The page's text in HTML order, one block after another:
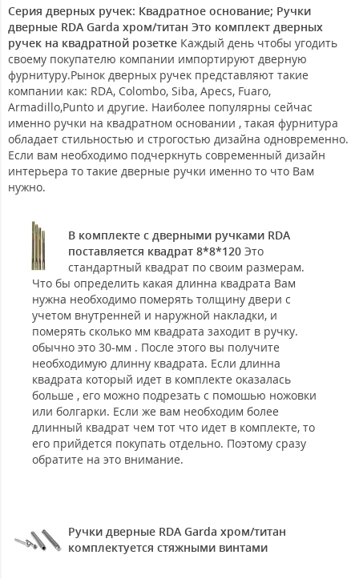
Серия дверных ручек: Квадратное основание; Ручки
дверные RDA Garda хром/титан Это комплект дверных
ручек на квадратной розетке Каждый день чтобы угодить
своему покупателю компании импортируют дверную
фурнитуру.Рынок дверных ручек представляют такие
компании как: RDA, Colombo, Siba, Apecs, Fuaro,
Armadillo,Punto и другие. Наиболее популярны сейчас
именно ручки на квадратном основании , такая фурнитура
обладает стильностью и строгостью дизайна одновременно.
Если вам необходимо подчеркнуть современный дизайн
интерьера то такие дверные ручки именно то что Вам
нужно.
В комплекте с дверными ручками RDA
поставляется квадрат 8*8*120 Это
стандартный квадрат по своим размерам.
Что бы определить какая длинна квадрата Вам
нужна необходимо померять толщину двери с
учетом внутренней и наружной накладки, и
померять сколько мм квадрата заходит в ручку.
обычно это 30-мм . После этого вы получите
необходимую длинну квадрата. Если длинна
квадрата который идет в комплекте оказалась
больше , его можно подрезать с помошью ножовки
или болгарки. Если же вам необходим более
длинный квадрат чем тот что идет в комплекте, то
его прийдется покупать отдельно. Поэтому сразу
обратите на это внимание.
Ручки дверные RDA Garda хром/титан
комплектуется стяжными винтами